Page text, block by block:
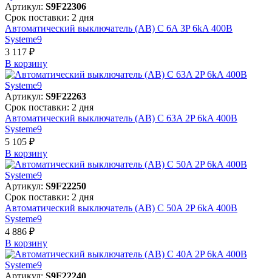
Артикул: S9F22306
Срок поставки: 2 дня
Автоматический выключатель (АВ) C 6A 3P 6kA 400В
Systeme9
3 117 ₽
В корзинy
Артикул: S9F22263
Срок поставки: 2 дня
Автоматический выключатель (АВ) C 63A 2P 6kA 400В
Systeme9
5 105 ₽
В корзинy
Артикул: S9F22250
Срок поставки: 2 дня
Автоматический выключатель (АВ) C 50A 2P 6kA 400В
Systeme9
4 886 ₽
В корзинy
Артикул: S9F22240